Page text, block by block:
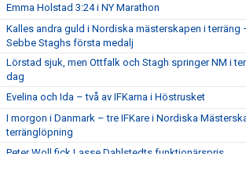
Emma Holstad 3:24 i NY Marathon
Kalles andra guld i Nordiska mästerskapen i terräng
Sebbe Staghs första medalj
Lörstad sjuk, men Ottfalk och Stagh springer NM i
dag
Evelina och Ida – två av IFKarna i Höstrusket
I morgon i Danmark – tre IFKare i Nordiska
terränglöpning
Peter Woll fick Lasse Dahlstedts funktionärspris